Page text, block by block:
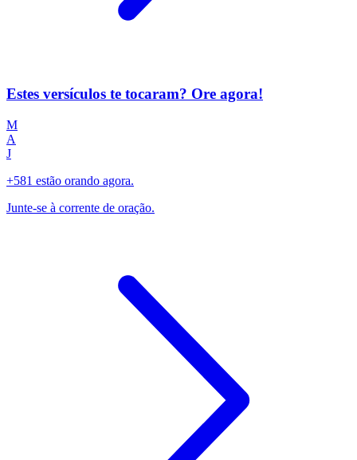
Estes versículos te tocaram? Ore agora!
M
A
J
+581 estão orando agora.
Junte-se à corrente de oração.